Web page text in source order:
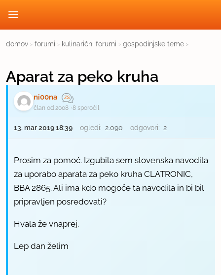
domov › forumi › kulinarični forumi › gospodinjske teme ›
Aparat za peko kruha
ni00na
član od 2008 8 sporočil
13. mar 2019 18:39 ogledi: 2.090 odgovori: 2
Prosim za pomoč. Izgubila sem slovenska navodila
za uporabo aparata za peko kruha CLATRONIC,
BBA 2865. Ali ima kdo mogoče ta navodila in bi bil
pripravljen posredovati?
Hvala že vnaprej.
Lep dan želim